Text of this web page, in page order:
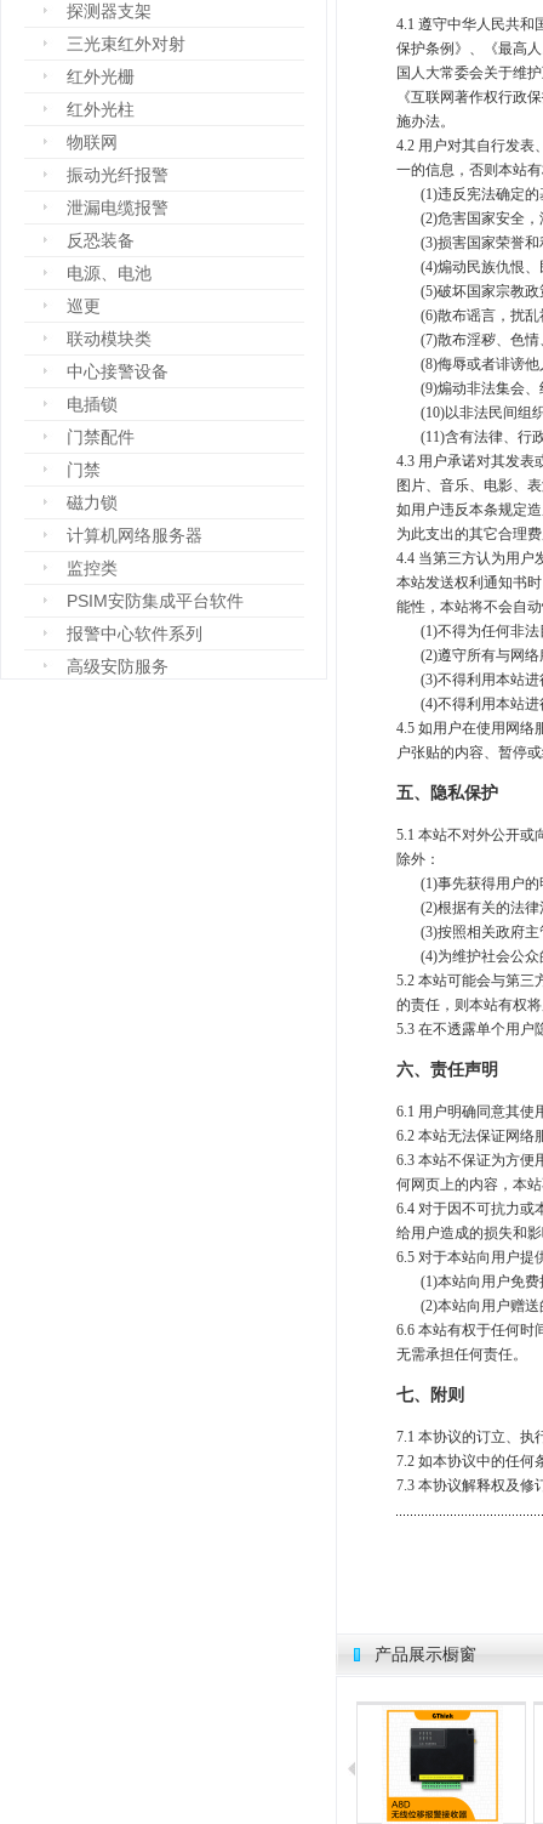
探测器支架
三光束红外对射
红外光栅
红外光柱
物联网
振动光纤报警
泄漏电缆报警
反恐装备
电源、电池
巡更
联动模块类
中心接警设备
电插锁
门禁配件
门禁
磁力锁
计算机网络服务器
监控类
PSIM安防集成平台软件
报警中心软件系列
高级安防服务
4.1 遵守中华人民共和
保护条例》、《最高
国人大常委会关于维
《互联网著作权行政
施办法。
4.2 用户对其自行发表
一的信息，否则本站
(1)违反宪法确定
(2)危害国家安全
(3)损害国家荣誉
(4)煽动民族仇恨
(5)破坏国家宗教
(6)散布谣言，扰
(7)散布淫秽、色
(8)侮辱或者诽谤
(9)煽动非法集会
(10)以非法民间组
(11)含有法律、行
4.3 用户承诺对其发表
图片、音乐、电影、
如用户违反本条规定
为此支出的其它合理
4.4 当第三方认为用户
本站发送权利通知书
能性，本站将不会自
(1)不得为任何非
(2)遵守所有与网
(3)不得利用本站
(4)不得利用本站
4.5 如用户在使用网络
户张贴的内容、暂停
五、隐私保护
5.1 本站不对外公开或
除外：
(1)事先获得用户
(2)根据有关的法
(3)按照相关政府
(4)为维护社会公
5.2 本站可能会与第三
的责任，则本站有权
5.3 在不透露单个用户
六、责任声明
6.1 用户明确同意其使
6.2 本站无法保证网络
6.3 本站不保证为方便
何网页上的内容，本
6.4 对于因不可抗力或
给用户造成的损失和
6.5 对于本站向用户提
(1)本站向用户免
(2)本站向用户赠
6.6 本站有权于任何时
无需承担任何责任。
七、附则
7.1 本协议的订立、执
7.2 如本协议中的任何
7.3 本协议解释权及修
产品展示橱窗